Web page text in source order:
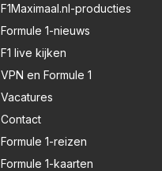
F1Maximaal.nl-producties
Formule 1-nieuws
F1 live kijken
VPN en Formule 1
Vacatures
Contact
Formule 1-reizen
Formule 1-kaarten